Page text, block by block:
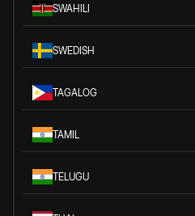
SWAHILI
SWEDISH
TAGALOG
TAMIL
TELUGU